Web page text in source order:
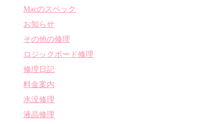
Macのスペック
お知らせ
その他の修理
ロジックボード修理
修理日記
料金案内
水没修理
液晶修理